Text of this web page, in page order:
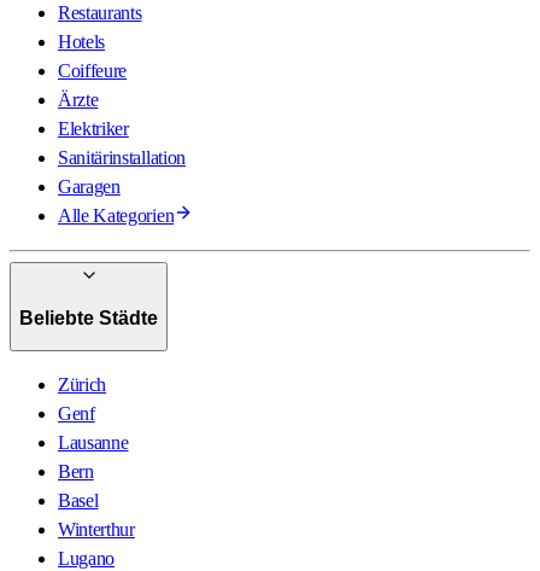
Restaurants
Hotels
Coiffeure
Ärzte
Elektriker
Sanitärinstallation
Garagen
Alle Kategorien
Beliebte Städte
Zürich
Genf
Lausanne
Bern
Basel
Winterthur
Lugano